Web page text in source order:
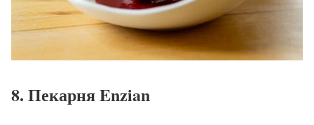
8. Пекарня Enzian